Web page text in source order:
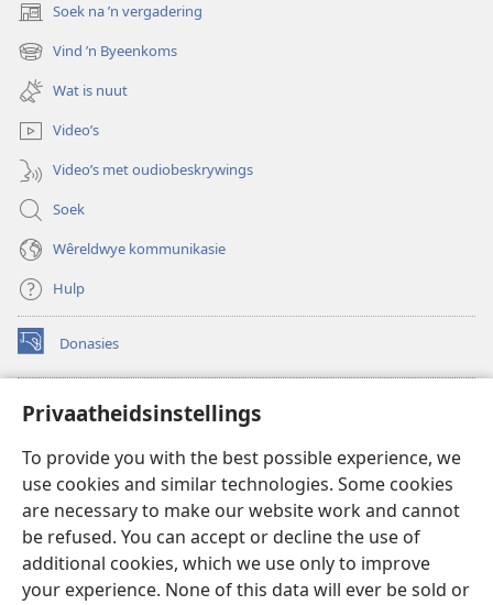
Privaatheidsinstellings
To provide you with the best possible experience, we
use cookies and similar technologies. Some cookies
are necessary to make our website work and cannot
be refused. You can accept or decline the use of
additional cookies, which we use only to improve
your experience. None of this data will ever be sold or
Soek na ’n vergadering
(maak
nuwe
venster
oop)
Vind ’n Byeenkoms
(maak
nuwe
venster
oop)
Wat is nuut
Video’s
Video’s met oudiobeskrywings
Soek
Wêreldwye kommunikasie
Hulp
Donasies
(maak
nuwe
oop)
Wagtoring – AANLYN BIBLIOTEEK
(maak
venster
oop)
JW Hub
(maak
nuwe
venster
oop)
JW Library
Watchtower Library